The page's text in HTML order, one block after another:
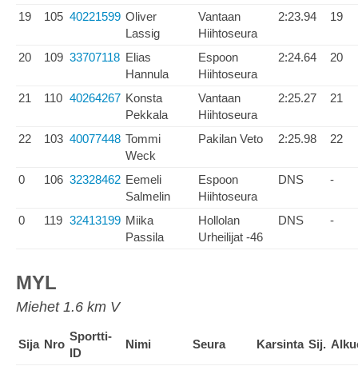
19 105 40221599 Oliver
Lassig
Vantaan
Hiihtoseura
2:23.94 19
20 109 33707118 Elias
Hannula
Espoon
Hiihtoseura
2:24.64 20
21 110 40264267 Konsta
Pekkala
Vantaan
Hiihtoseura
2:25.27 21
22 103 40077448 Tommi
Weck
Pakilan Veto 2:25.98 22
0 106 32328462 Eemeli
Salmelin
Espoon
Hiihtoseura
DNS -
0 119 32413199 Miika
Passila
Hollolan
Urheilijat -46
DNS -
MYL
Miehet 1.6 km V
Sija Nro
Sportti-
ID
Nimi Seura Karsinta Sij.